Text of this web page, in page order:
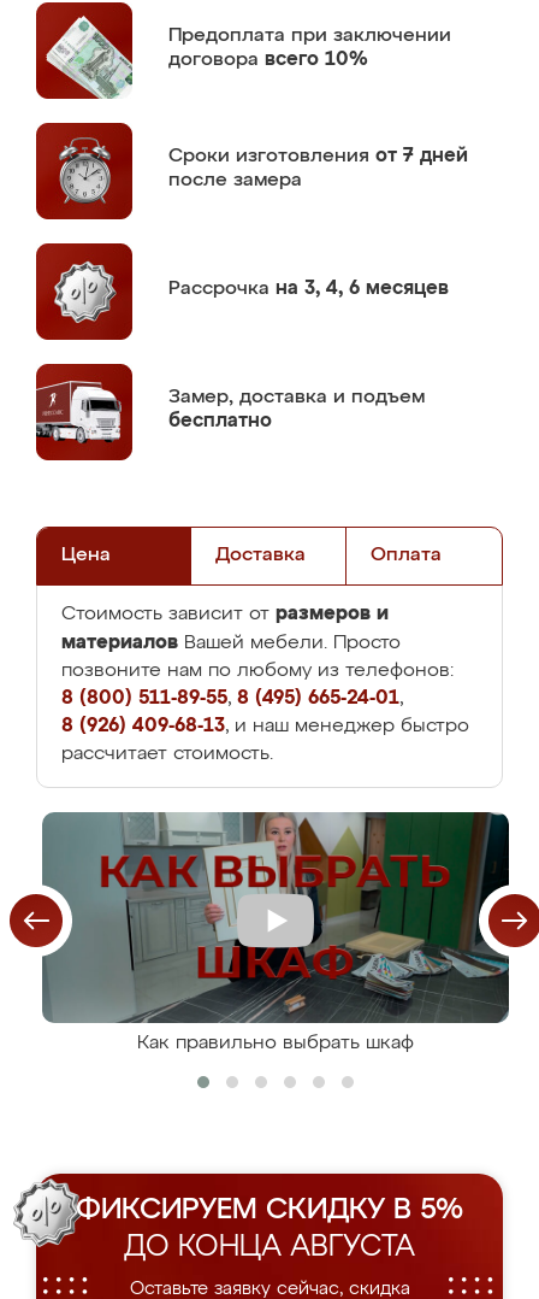
Предоплата при заключении
договора всего 10%
Сроки изготовления от 7 дней
после замера
Рассрочка на 3, 4, 6 месяцев
Замер, доставка и подъем
бесплатно
Цена Доставка Оплата
Стоимость зависит от размеров и
материалов Вашей мебели. Просто
позвоните нам по любому из телефонов:
8 (800) 511-89-55, 8 (495) 665-24-01,
8 (926) 409-68-13, и наш менеджер быстро
рассчитает стоимость.
Как правильно выбрать шкаф
ФИКСИРУЕМ СКИДКУ В 5%
ДО КОНЦА АВГУСТА
Оставьте заявку сейчас, скидка